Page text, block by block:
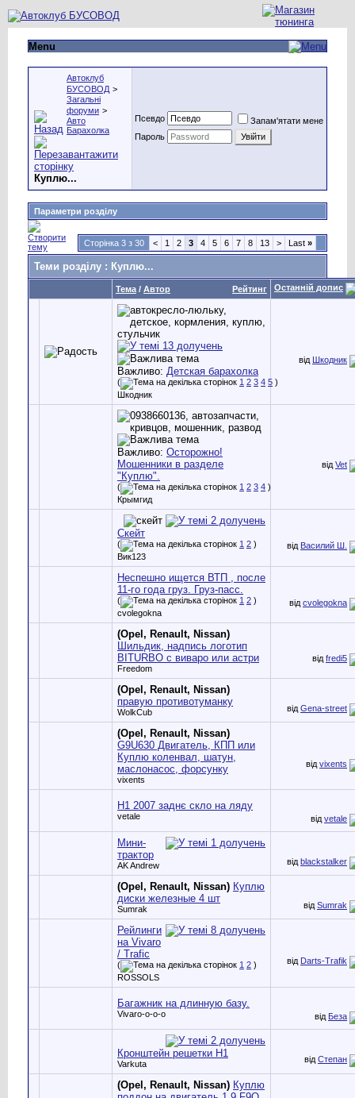
Menu
Автоклуб
БУСОВОД >
Загальні
форуми >
Авто
Барахолка
Куплю...
Псевдо
Запам'ятати мене
Пароль
Параметри розділу
Сторінка 3 з 30 < 1 2 3 4 5 6 7 8 13 > Last »
Теми розділу : Куплю...
Рейтинг
Тема / Автор Останній допис
Важливо: Детская барахолка
( 1 2 3 4 5 )
Шкодник
від Шкодник
Важливо: Осторожно!
Мошенники в разделе
"Куплю".
( 1 2 3 4 )
Крымгид
від Vet
Скейт
( 1 2 )
Вик123
від Василий Ш.
Неспешно ищется ВТП , после
11-го года груз. Груз-пасс.
( 1 2 )
cvolegokna
від cvolegokna
(Opel, Renault, Nissan)
Шильдик, надпись логотип
BITURBO с виваро или астри
Freedom
від fredi5
(Opel, Renault, Nissan)
правую противотуманку
WolkCub від Gena-street
(Opel, Renault, Nissan)
G9U630 Двигатель, КПП или
Куплю коленвал, шатун,
маслонасос, форсунку
vixents
від vixents
H1 2007 заднє скло на ляду
vetale від vetale
Мини-
трактор
AK Andrew від blackstalker
(Opel, Renault, Nissan) Куплю
диски железные 4 шт
Sumrak від Sumrak
Рейлинги
на Vivaro
/ Trafic
( 1 2 )
ROSSOLS
від Darts-Trafik
Багажник на длинную базу.
Vivaro-o-o-o від Беза
Кронштейн решетки Н1
Varkuta від Степан
(Opel, Renault, Nissan) Куплю